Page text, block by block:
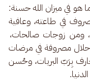
هو في ميزان الله حسنة:
في طاعته، وعافية
ومن زوجات صالحات،
حلال مصروفة في مرضات
بِرَبّ البريات، وحُسن